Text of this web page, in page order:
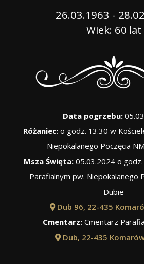
26.03.1963 -
Wiek: 60 lat
Data pogrzebu:
Różaniec:o godz. 13.30 w
Niepokalanego Poczęcia
Msza Święta:05.03.2024 o
Parafialnym pw. Niepokalanego
Dubie
Dub 96, 22-435
Cmentarz:Cmentarz
Dub, 22-435